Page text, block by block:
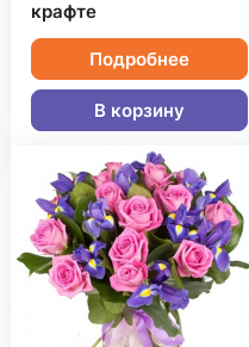
крафте
Подробнее
В корзину